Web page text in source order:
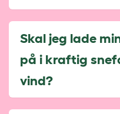
Skal jeg lade
på i kraftig
vind?